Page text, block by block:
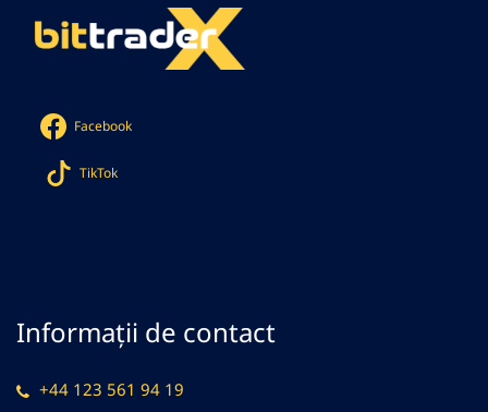
Facebook
TikTok
Informații de contact
+44 123 561 94 19